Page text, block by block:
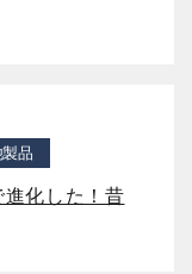
品
化した！昔